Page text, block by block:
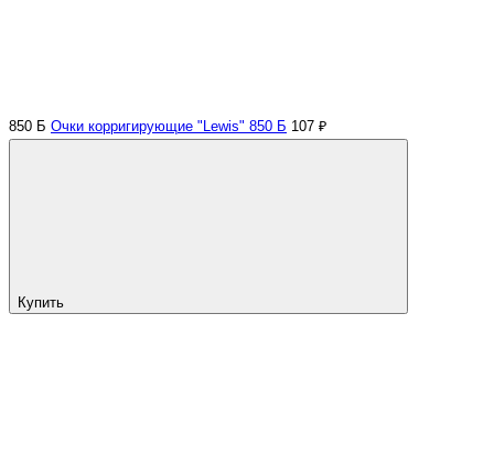
850 Б Очки корригирующие "Lewis" 850 Б 107 ₽
Купить